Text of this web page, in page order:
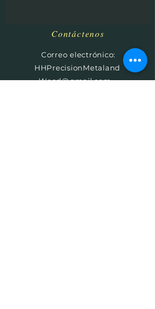
Contáctenos
Correo electrónico:
HHPrecisionMetaland
Wood@gmail.com